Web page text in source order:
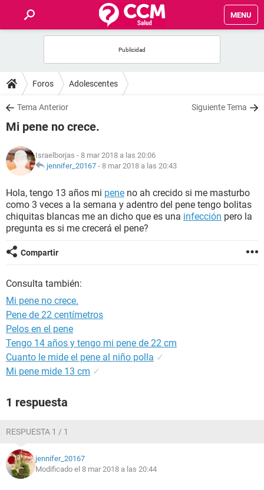
MENU
FOROS
SALUD
FAMILIA
NUTRICIÓN
BIENESTAR
SEXUALIDAD
GLOSARIO
Foros Adolescentes
Tema Anterior Siguiente Tema
Mi pene no crece.
Israelborjas - 8 mar 2018 a las 20:06
jennifer_20167 - 8 mar 2018 a las 20:43
Hola, tengo 13 años mi pene no ah crecido si me masturbo
como 3 veces a la semana y adentro del pene tengo bolitas
chiquitas blancas me an dicho que es una infección pero la
pregunta es si me crecerá el pene?
Compartir
Consulta también:
Mi pene no crece.
Pene de 22 centímetros
Pelos en el pene
Tengo 14 años y tengo mi pene de 22 cm
Cuanto le mide el pene al niño polla ✓
Mi pene mide 13 cm ✓
1 respuesta
RESPUESTA 1 / 1
jennifer_20167
Modificado el 8 mar 2018 a las 20:44